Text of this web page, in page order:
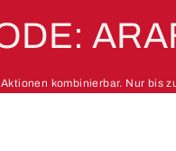
kombinierbar. Nur bis